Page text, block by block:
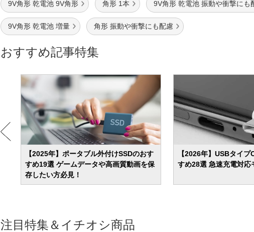
9V角形 乾電池 9V角形 角形 1本 9V角形 乾電池 振動や衝撃にも
9V角形 乾電池 増量 角形 振動や衝撃にも配慮
おすすめ記事特集
【2025年】ポータブル外付けSSDのおす
すめ19選 ゲームデータや高画質動画を保
存したい方必見！
【2026年】USBタイ
すめ28選 急速充電対応
注目特集＆イチオシ商品